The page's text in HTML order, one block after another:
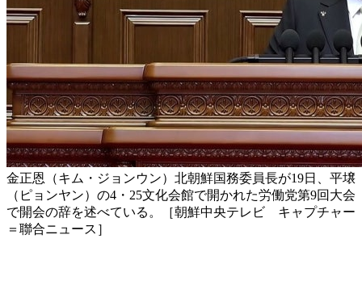
金正恩（キム・ジョンウン）北朝鮮国務委員長が19日、平壌
（ピョンヤン）の4・25文化会館で開かれた労働党第9回大会
で開会の辞を述べている。［朝鮮中央テレビ キャプチャー
＝聯合ニュース］